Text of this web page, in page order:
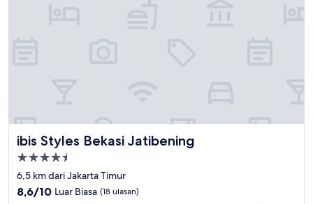
ibis Styles Bekasi Jatibening
ibis Styles Bekasi Jatibening
Properti
bintang
4.5
6,5 km dari Jakarta Timur
8.6
8,6/10 Luar Biasa (18 ulasan)